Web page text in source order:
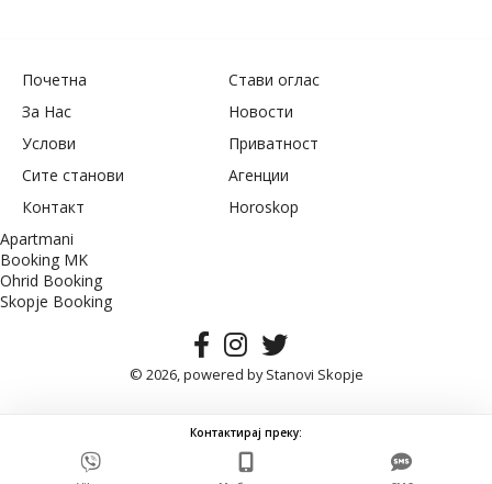
Контактирај преку:
Почетна
Стави оглас
За Нас
Новости
Услови
Приватност
Сите станови
Агенции
Контакт
Horoskop
Apartmani
Booking MK
Ohrid Booking
Skopje Booking
© 2026, powered byStanovi Skopje